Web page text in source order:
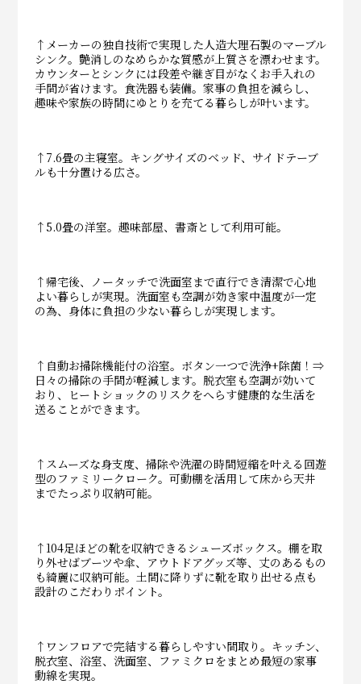
↑メーカーの独自技術で実現した人造大理石製のマーブル
シンク。艶消しのなめらかな質感が上質さを漂わせます。
カウンターとシンクには段差や継ぎ目がなくお手入れの
手間が省けます。食洗器も装備。家事の負担を減らし、
趣味や家族の時間にゆとりを充てる暮らしが叶います。
↑7.6畳の主寝室。キングサイズのベッド、サイドテーブ
ルも十分置ける広さ。
↑5.0畳の洋室。趣味部屋、書斎として利用可能。
↑帰宅後、ノータッチで洗面室まで直行でき清潔で心地
よい暮らしが実現。洗面室も空調が効き家中温度が一定
の為、身体に負担の少ない暮らしが実現します。
↑自動お掃除機能付の浴室。ボタン一つで洗浄+除菌！⇒
日々の掃除の手間が軽減します。脱衣室も空調が効いて
おり、ヒートショックのリスクをへらす健康的な生活を
送ることができます。
↑スムーズな身支度、掃除や洗濯の時間短縮を叶える回遊
型のファミリークローク。可動棚を活用して床から天井
までたっぷり収納可能。
↑104足ほどの靴を収納できるシューズボックス。棚を取
り外せばブーツや傘、アウトドアグッズ等、丈のあるもの
も綺麗に収納可能。土間に降りずに靴を取り出せる点も
設計のこだわりポイント。
↑ワンフロアで完結する暮らしやすい間取り。キッチン、
脱衣室、浴室、洗面室、ファミクロをまとめ最短の家事
動線を実現。